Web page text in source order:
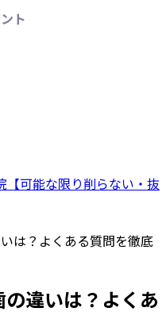
ト
【可能な限り削らない・抜
は？よくある質問を徹底
違いは？よくあ